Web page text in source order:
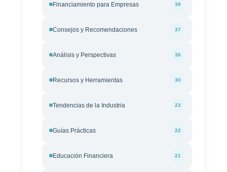
Financiamiento para Empresas 39
Consejos y Recomendaciones 37
Análisis y Perspectivas 36
Recursos y Herramientas 30
Tendencias de la Industria 23
Guías Prácticas 22
Educación Financiera 21